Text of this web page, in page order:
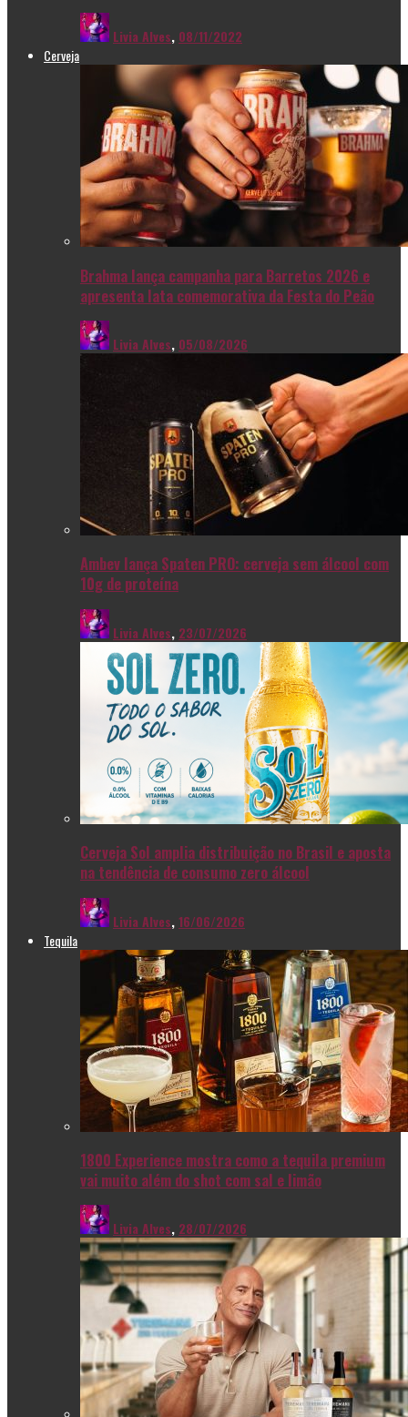
Livia Alves, 08/11/2022
Cerveja
Brahma lança campanha para Barretos 2026 e
apresenta lata comemorativa da Festa do Peão
Livia Alves, 05/08/2026
Ambev lança Spaten PRO: cerveja sem álcool com
10g de proteína
Livia Alves, 23/07/2026
Cerveja Sol amplia distribuição no Brasil e aposta
na tendência de consumo zero álcool
Livia Alves,16/06/2026
Tequila
1800 Experience mostra como a tequila premium
vai muito além do shot com sal e limão
Livia Alves, 28/07/2026